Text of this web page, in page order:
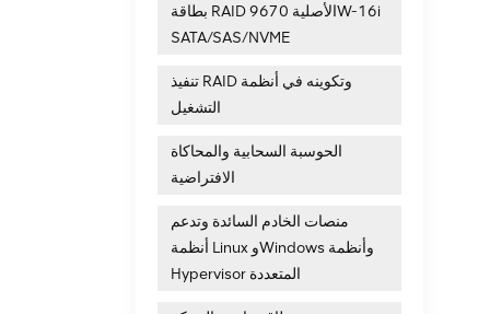
بطاقة RAID الأصلية 9670W-16i
SATA/SAS/NVME
تنفيذ RAID وتكوينه في أنظمة
التشغيل
الحوسبة السحابية والمحاكاة
الافتراضية
منصات الخادم السائدة وتدعم
أنظمة Linux وWindows وأنظمة
Hypervisor المتعددة